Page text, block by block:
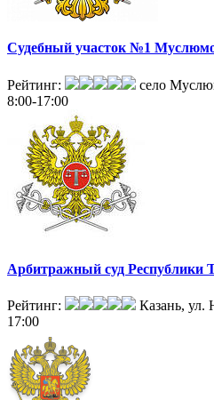
Судебный участок №1
Рейтинг:
село
8:00-17:00
Арбитражный суд Республики
Рейтинг: Казань, ул.
17:00